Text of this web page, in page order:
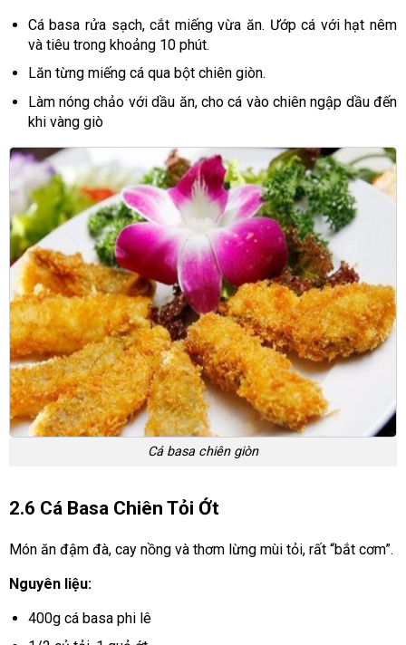
Cá basa rửa sạch, cắt miếng vừa ăn. Ướp cá với hạt nêm
và tiêu trong khoảng 10 phút.
Lăn từng miếng cá qua bột chiên giòn.
Làm nóng chảo với dầu ăn, cho cá vào chiên ngập dầu đến
khi vàng giò
Cá basa chiên giòn
2.6 Cá Basa Chiên Tỏi Ớt
Món ăn đậm đà, cay nồng và thơm lừng mùi tỏi, rất “bắt cơm”.
Nguyên liệu:
400g cá basa phi lê